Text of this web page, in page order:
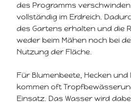
des Programms
vollständig im Erdreich.
des Gartens erhalten und die
weder beim Mähen noch bei
Nutzung der Fläche.
Für Blumenbeete, Hecken
kommen oft
Einsatz. Das Wasser wird